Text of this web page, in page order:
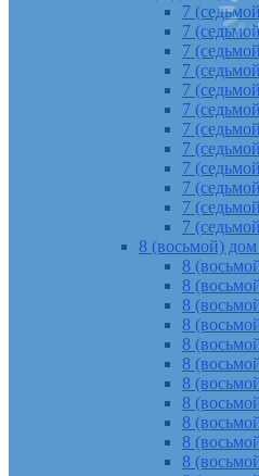
7
7
7
7
7
7
7
7
7
7
7
7
8 (восьмой) дом
8
8
8
8
8
8
8
8
8
8
8